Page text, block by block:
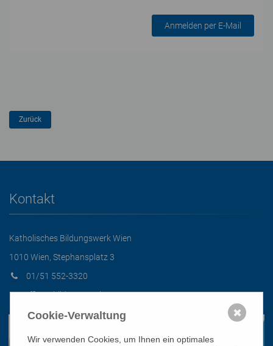
Anmelden per E-Mail
Kontakt
Katholisches Bildungswerk Wien
1010 Wien, Stephansplatz 3
01/51 552-3320
office@bildungswerk.at
Cookie-Verwaltung
Wir verwenden Cookies, um Ihnen ein optimales
✖